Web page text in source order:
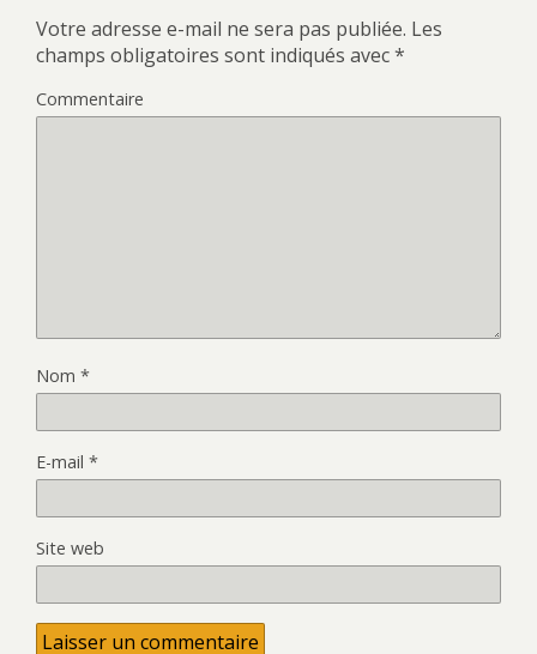
Votre adresse e-mail ne sera pas publiée. Les
champs obligatoires sont indiqués avec*
Commentaire
Nom *
E-mail *
Site web